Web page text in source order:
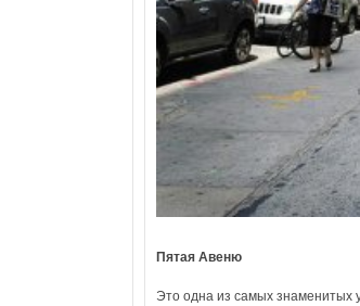
Пятая Авеню
Это одна из самых знаменитых